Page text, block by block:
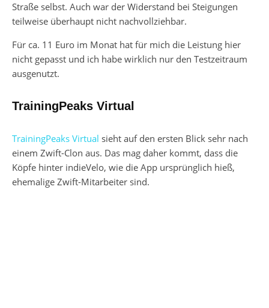
Straße selbst. Auch war der Widerstand bei Steigungen
teilweise überhaupt nicht nachvollziehbar.
Für ca. 11 Euro im Monat hat für mich die Leistung hier
nicht gepasst und ich habe wirklich nur den Testzeitraum
ausgenutzt.
TrainingPeaks Virtual
TrainingPeaks Virtual sieht auf den ersten Blick sehr nach
einem Zwift-Clon aus. Das mag daher kommt, dass die
Köpfe hinter indieVelo, wie die App ursprünglich hieß,
ehemalige Zwift-Mitarbeiter sind.